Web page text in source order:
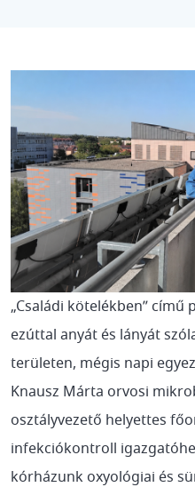
„Családi kötelékben”
ezúttal anyát és lányát
területen, mégis napi
Knausz Márta orvosi
osztályvezető helyettes
infekciókontroll
kórházunk oxyológiai és